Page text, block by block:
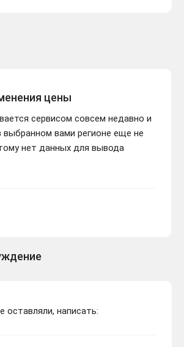
цены
сервисом совсем недавно и
выбранном вами регионе еще не
нет данных для вывода
написать: